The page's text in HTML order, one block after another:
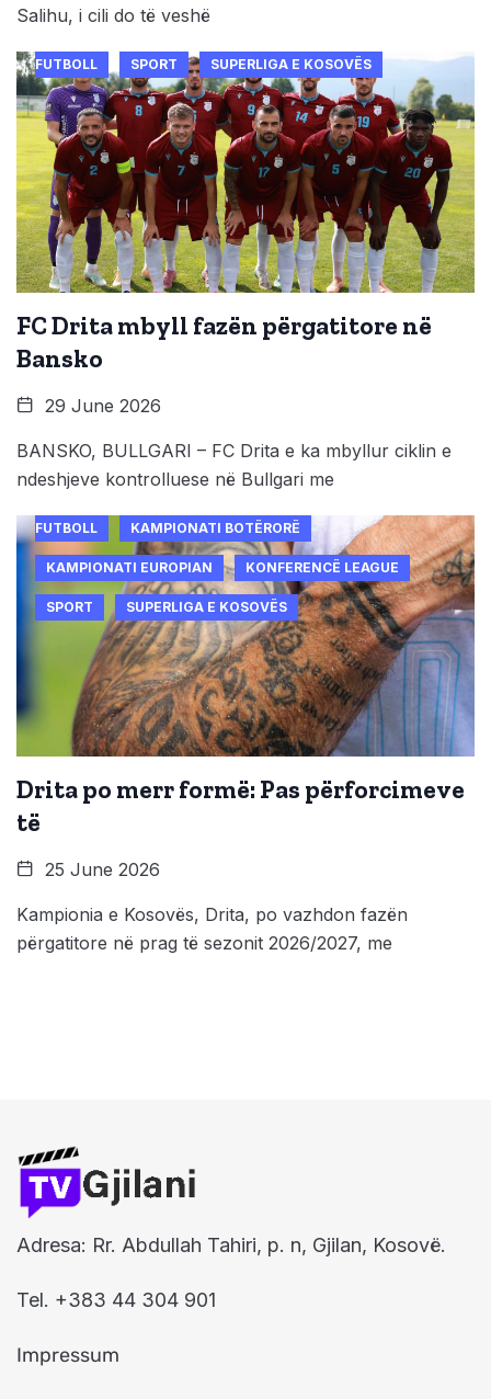
Salihu, i cili do të veshë
FUTBOLL SPORT SUPERLIGA E KOSOVËS
FC Drita mbyll fazën përgatitore në
Bansko
29 June 2026
BANSKO, BULLGARI – FC Drita e ka mbyllur ciklin e
ndeshjeve kontrolluese në Bullgari me
FUTBOLL KAMPIONATI BOTËRORË
KAMPIONATI EUROPIAN KONFERENCË LEAGUE
SPORT SUPERLIGA E KOSOVËS
Drita po merr formë: Pas përforcimeve
të
25 June 2026
Kampionia e Kosovës, Drita, po vazhdon fazën
përgatitore në prag të sezonit 2026/2027, me
Adresa: Rr. Abdullah Tahiri, p. n, Gjilan, Kosovë.
Tel. +383 44 304 901
Impressum